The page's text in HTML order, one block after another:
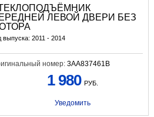
ЛЕВОЙ ДВЕРИ БЕЗ
выпуска: 2011 - 2014
номер: 3AA837461B
1 980 РУБ.
Уведомить